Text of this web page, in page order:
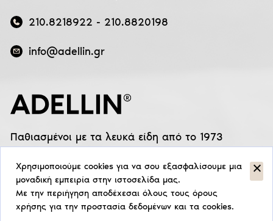
Παθιασμένοι με τα λευκά είδη από το 1973
210.8218922 - 210.8820198
info@adellin.gr
Χρησιμοποιούμε cookies για να σου εξασφαλίσουμε μια
μοναδική εμπειρία στην ιστοσελίδα μας.
Με την περιήγηση αποδέχεσαι όλους τους όρους
χρήσης για την προστασία δεδομένων και τα cookies.